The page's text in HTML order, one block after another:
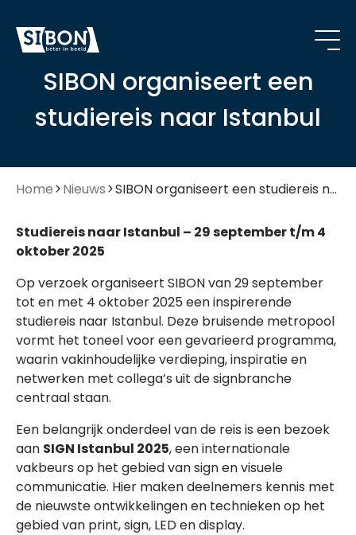
SIBON organiseert een
studiereis naar Istanbul
Home Nieuws SIBON organiseert een studiereis naar Istanbul
Studiereis naar Istanbul – 29 september t/m 4
oktober 2025
Op verzoek organiseert SIBON van 29 september
tot en met 4 oktober 2025 een inspirerende
studiereis naar Istanbul. Deze bruisende metropool
vormt het toneel voor een gevarieerd programma,
waarin vakinhoudelijke verdieping, inspiratie en
netwerken met collega’s uit de signbranche
centraal staan.
Een belangrijk onderdeel van de reis is een bezoek
aan SIGN Istanbul 2025, een internationale
vakbeurs op het gebied van sign en visuele
communicatie. Hier maken deelnemers kennis met
de nieuwste ontwikkelingen en technieken op het
gebied van print, sign, LED en display.